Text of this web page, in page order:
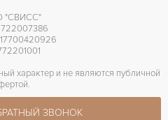
"СВИСС"
характер и не являются публичной
ЗВОНОК